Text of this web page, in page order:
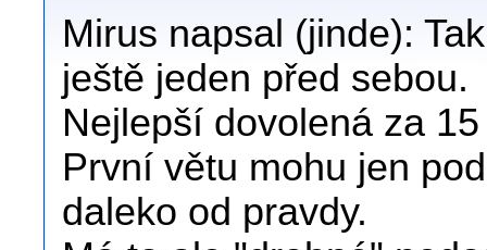
Mirus napsal (jinde):
ještě jeden před sebou.
Nejlepší dovolená za
První větu mohu jen
daleko od pravdy.